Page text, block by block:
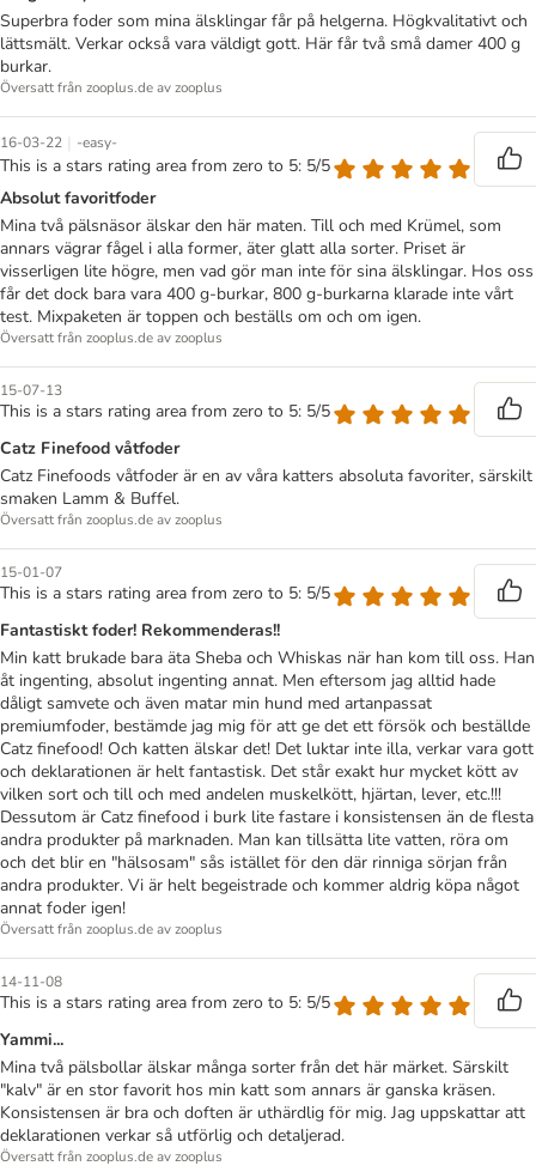
Superbra foder som mina älsklingar får på helgerna. Högkvalitativt och
lättsmält. Verkar också vara väldigt gott. Här får två små damer 400 g
burkar.
Översatt från zooplus.de av zooplus
16-03-22 | -easy-
This is a stars rating area from zero to 5: 5/5
Absolut favoritfoder
Mina två pälsnäsor älskar den här maten. Till och med Krümel, som
annars vägrar fågel i alla former, äter glatt alla sorter. Priset är
visserligen lite högre, men vad gör man inte för sina älsklingar. Hos oss
får det dock bara vara 400 g-burkar, 800 g-burkarna klarade inte vårt
test. Mixpaketen är toppen och beställs om och om igen.
Översatt från zooplus.de av zooplus
15-07-13
This is a stars rating area from zero to 5: 5/5
Catz Finefood våtfoder
Catz Finefoods våtfoder är en av våra katters absoluta favoriter, särskilt
smaken Lamm & Buffel.
Översatt från zooplus.de av zooplus
15-01-07
This is a stars rating area from zero to 5: 5/5
Fantastiskt foder! Rekommenderas!!
Min katt brukade bara äta Sheba och Whiskas när han kom till oss. Han
åt ingenting, absolut ingenting annat. Men eftersom jag alltid hade
dåligt samvete och även matar min hund med artanpassat
premiumfoder, bestämde jag mig för att ge det ett försök och beställde
Catz finefood! Och katten älskar det! Det luktar inte illa, verkar vara gott
och deklarationen är helt fantastisk. Det står exakt hur mycket kött av
vilken sort och till och med andelen muskelkött, hjärtan, lever, etc.!!!
Dessutom är Catz finefood i burk lite fastare i konsistensen än de flesta
andra produkter på marknaden. Man kan tillsätta lite vatten, röra om
och det blir en "hälsosam" sås istället för den där rinniga sörjan från
andra produkter. Vi är helt begeistrade och kommer aldrig köpa något
annat foder igen!
Översatt från zooplus.de av zooplus
14-11-08
This is a stars rating area from zero to 5: 5/5
Yammi...
Mina två pälsbollar älskar många sorter från det här märket. Särskilt
"kalv" är en stor favorit hos min katt som annars är ganska kräsen.
Konsistensen är bra och doften är uthärdlig för mig. Jag uppskattar att
deklarationen verkar så utförlig och detaljerad.
Översatt från zooplus.de av zooplus